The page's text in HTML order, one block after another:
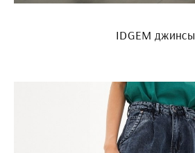
IDGEM джинсы